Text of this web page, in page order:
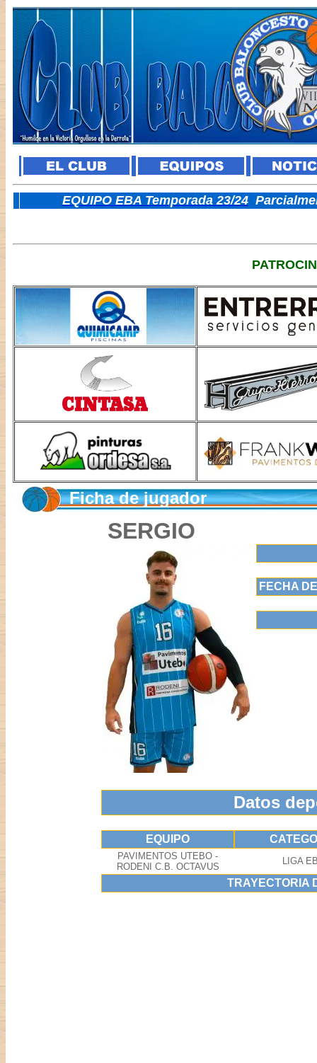
EQUIPO EBA Temporada 23/24
Ficha de jugador
SERGIO
FECHA
Datos
EQUIPO
PAVIMENTOS UTEBO -
RODENI C.B. OCTAVUS
LIGA
TRAYECTORIA